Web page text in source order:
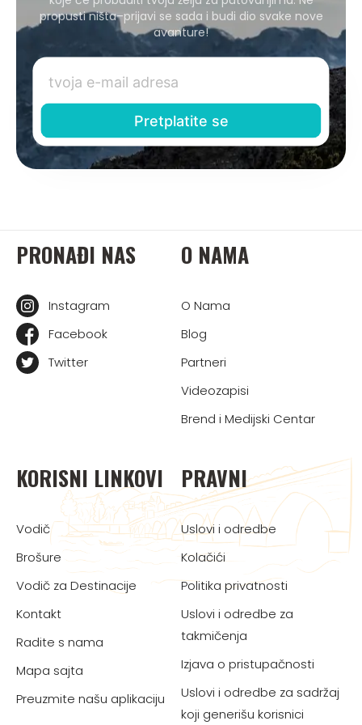
propusti ništa–prijavi se sada i budi dio svake nove
avanture!
PRONAĐI NAS
Instagram
Facebook
Twitter
O NAMA
O Nama
Blog
Partneri
Videozapisi
Brend i Medijski Centar
KORISNI LINKOVI
Vodič
Brošure
Vodič za Destinacije
Kontakt
Radite s nama
Mapa sajta
Preuzmite našu aplikaciju
PRAVNI
Uslovi i odredbe
Kolačići
Politika privatnosti
Uslovi i odredbe za
takmičenja
Izjava o pristupačnosti
Uslovi i odredbe za sadržaj
koji generišu korisnici